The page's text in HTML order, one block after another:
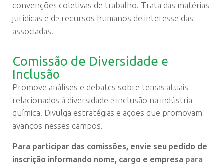
convenções coletivas de trabalho. Trata das matérias
jurídicas e de recursos humanos de interesse das
associadas.
Comissão de Diversidade e
Inclusão
Promove análises e debates sobre temas atuais
relacionados à diversidade e inclusão na indústria
química. Divulga estratégias e ações que promovam
avanços nesses campos.
Para participar das comissões, envie seu pedido de
inscrição informando nome, cargo e empresa para